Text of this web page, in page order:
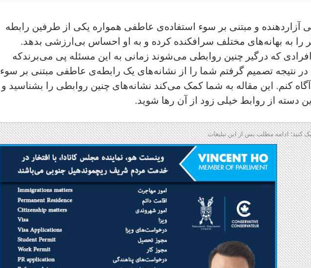
آزار‌دهنده و مبتنی بر‌ سوء استفاده‌ی عاطفی همواره یکی از طرفین رابطه
به بهانه‌های مختلف سرافکنده کرده و به او احساس بی‌ارزشی بدهد.
افرادی که درگیر چنین روابطی می‌شوند زمانی به این مسئله پی می‌برندکه
نتیجه تصمیم گرفتم شما را از نشانه‌های یک رابطه‌ی عاطفی مبتنی بر سوء
آگاه کنم. این مقاله به شما کمک می‌کند نشانه‌های چنین روابطی را بشناسید و
دسته از روابط خیلی زود از آن رها شوید.
کنید؛ ادامه مطلب پس از این تبلیغات